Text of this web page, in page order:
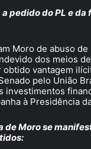
pedido do PL e da
Moro de abuso
dos meios
vantagem
pelo União
investimentos
à Presidência
de Moro se